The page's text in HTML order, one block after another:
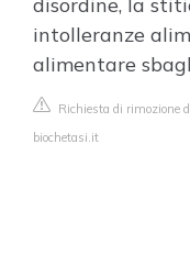
intolleranze
alimentare
Richiesta di rimozione
biochetasi.it